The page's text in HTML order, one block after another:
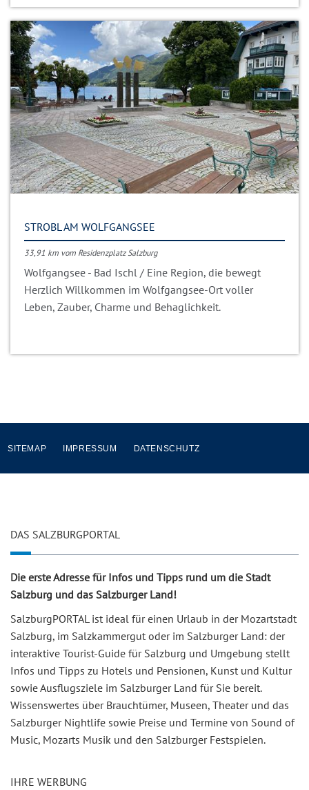
STROBL AM WOLFGANGSEE
33,91 km vom Residenzplatz Salzburg
Wolfgangsee - Bad Ischl / Eine Region, die bewegt
Herzlich Willkommen im Wolfgangsee-Ort voller
Leben, Zauber, Charme und Behaglichkeit.
SITEMAP IMPRESSUM DATENSCHUTZ
DAS SALZBURGPORTAL
Die erste Adresse für Infos und Tipps rund um die Stadt
Salzburg und das Salzburger Land!
SalzburgPORTAL ist ideal für einen Urlaub in der Mozartstadt
Salzburg, im Salzkammergut oder im Salzburger Land: der
interaktive Tourist-Guide für Salzburg und Umgebung stellt
Infos und Tipps zu Hotels und Pensionen, Kunst und Kultur
sowie Ausflugsziele im Salzburger Land für Sie bereit.
Wissenswertes über Brauchtümer, Museen, Theater und das
Salzburger Nightlife sowie Preise und Termine von Sound of
Music, Mozarts Musik und den Salzburger Festspielen.
IHRE WERBUNG